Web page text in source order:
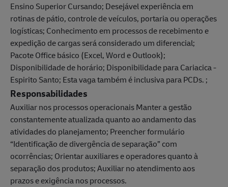
Ensino Superior Cursando; Desejável experiência em
rotinas de pátio, controle de veículos, portaria ou operações
logísticas; Conhecimento em processos de recebimento e
expedição de cargas será considerado um diferencial;
Pacote Office básico (Excel, Word e Outlook);
Disponibilidade de horário; Disponibilidade para Cariacica -
Espirito Santo; Esta vaga também é inclusiva para PCDs. ;
Responsabilidades
Auxiliar nos processos operacionais Manter a gestão
constantemente atualizada quanto ao andamento das
atividades do planejamento; Preencher formulário
“Identificação de divergência de separação” com
ocorrências; Orientar auxiliares e operadores quanto à
separação dos produtos; Auxiliar no atendimento aos
prazos e exigência nos processos.